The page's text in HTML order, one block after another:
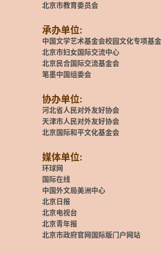
北京市教育委员会
承办单位:
中国文学艺术基金会校园文化专项基金
北京市妇女国际交流中心
北京民合国际交流基金会
笔墨中国组委会
协办单位:
河北省人民对外友好协会
天津市人民对外友好协会
北京国际和平文化基金会
媒体单位:
环球网
国际在线
中国外文局美洲中心
北京日报
北京电视台
北京青年报
北京市政府官网国际版门户网站